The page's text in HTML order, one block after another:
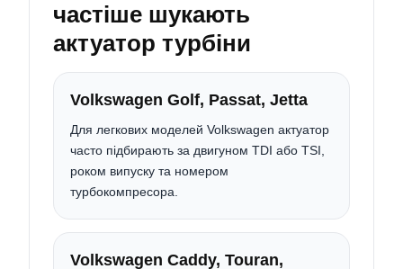
частіше шукають
актуатор турбіни
Volkswagen Golf, Passat, Jetta
Для легкових моделей Volkswagen актуатор
часто підбирають за двигуном TDI або TSI,
роком випуску та номером
турбокомпресора.
Volkswagen Caddy, Touran,